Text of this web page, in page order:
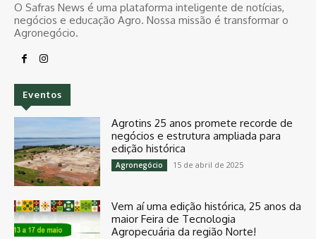
O Safras News é uma plataforma inteligente de notícias,
negócios e educação Agro. Nossa missão é transformar o
Agronegócio.
Eventos
Agrotins 25 anos promete recorde de
negócios e estrutura ampliada para
edição histórica
Agronegócio 15 de abril de 2025
Vem aí uma edição histórica, 25 anos da
maior Feira de Tecnologia
Agropecuária da região Norte!